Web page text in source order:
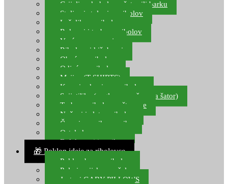
Grijalice, kuhala za šator ili barku
Stolice i stolovi za ribolov
Ležaljke za ribolov
Ruksaci i torbe za ribolov
Vreće za spavanje
Ribolovni kišobrani
Obuća za ribolov
Odjeća za ribolov
Majice (T-SHIRTS)
Kape i rukavice za ribolov
Svijetiljke (naglavne, ručne, za šator)
Torbe za ribolovne štapove
Noževi i alat za ribolov
Čamci za prihranu ribe
Ostala kamp oprema
Dalekozori i optika
🎁 Poklon ideje za ribolovce
Poklon bon za ribolov
Polarizacijske naočale
Jastuci GABY PILLOWS